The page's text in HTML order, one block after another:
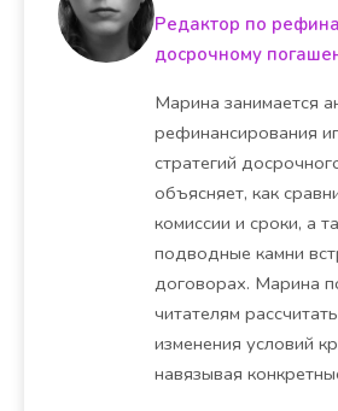
Редактор по
досрочному
Марина занимается
рефинансирования
стратегий
объясняет, как
комиссии и сроки, а
подводные камни
договорах. Марина
читателям
изменения условий
навязывая